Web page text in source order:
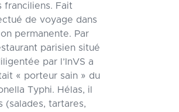
franciliens. Fait
de voyage dans
permanente. Par
parisien situé
par l’InVS a
« porteur sain » du
Typhi. Hélas, il
(salades, tartares,